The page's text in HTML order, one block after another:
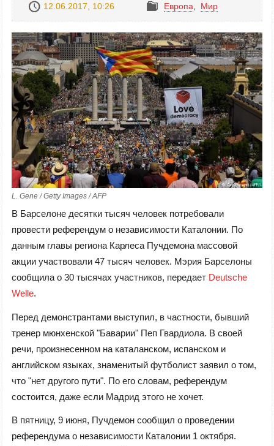
12.06.2017, 10:26 Европа Mир
L. Gene / Getty Images / AFP
В Барселоне десятки тысяч человек потребовали
провести референдум о независимости Каталонии. По
данным главы региона Карлеса Пучдемона массовой
акции участвовали 47 тысяч человек. Мэрия Барселоны
сообщила о 30 тысячах участников, передает Deutsche
Welle.
Перед демонстрантами выступил, в частности, бывший
тренер мюнхенской "Баварии" Пеп Гвардиола. В своей
речи, произнесенном на каталанском, испанском и
английском языках, знаменитый футболист заявил о том,
что "нет другого пути". По его словам, референдум
состоится, даже если Мадрид этого не хочет.
В пятницу, 9 июня, Пучдемон сообщил о проведении
референдума о независимости Каталонии 1 октября.